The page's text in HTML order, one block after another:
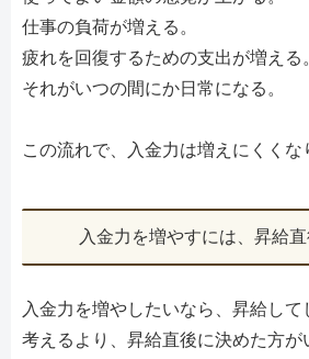
仕事の負荷が増える。
疲れを回復するための支出が増える
それがいつの間にか日常になる。
この流れで、入金力は増えにくくな
入金力を増やすには、昇給
入金力を増やしたいなら、昇給して
考えるより、昇給直後に決めた方が